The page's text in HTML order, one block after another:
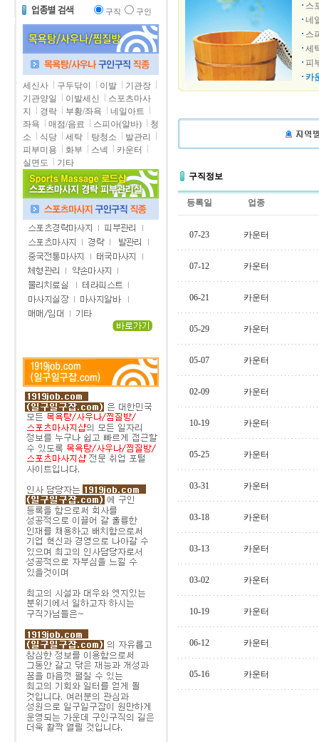
구직 구인
세신사 구두닦이 이발
기관장
기관양일
이발세신
스포츠마사
지
경락 부황/좌욕
네일아트
좌욕
매점/음료 스피아(알바)
청
소
식당 세탁 탕청소
발관리
피부미용
화부 스넥
카운터
실면도
기타
스
네
스
세
피
카
구직정보
등록일 업종
07-23 카운터
07-12 카운터
06-21 카운터
05-29 카운터
05-07 카운터
02-09 카운터
10-19 카운터
05-25 카운터
03-31 카운터
03-18 카운터
03-13 카운터
03-02 카운터
10-19 카운터
06-12 카운터
05-16 카운터